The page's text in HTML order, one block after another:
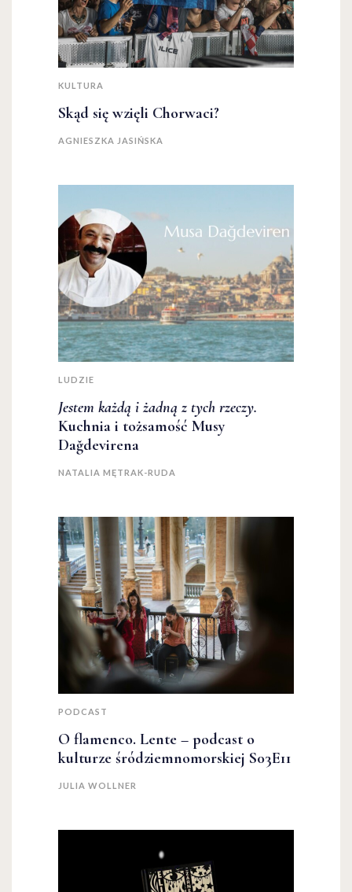
KULTURA
Skąd się wzięli Chorwaci?
AGNIESZKA JASIŃSKA
LUDZIE
Jestem każdą i żadną z tych rzeczy.
Kuchnia i tożsamość Musy
Dağdevirena
NATALIA MĘTRAK-RUDA
PODCAST
O flamenco. Lente – podcast o
kulturze śródziemnomorskiej S03E11
JULIA WOLLNER